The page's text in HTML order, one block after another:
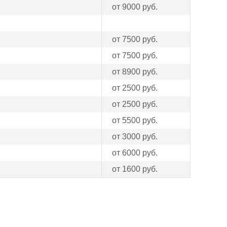
от 9000 руб.
от 7500 руб.
от 7500 руб.
от 8900 руб.
от 2500 руб.
от 2500 руб.
от 5500 руб.
от 3000 руб.
от 6000 руб.
от 1600 руб.